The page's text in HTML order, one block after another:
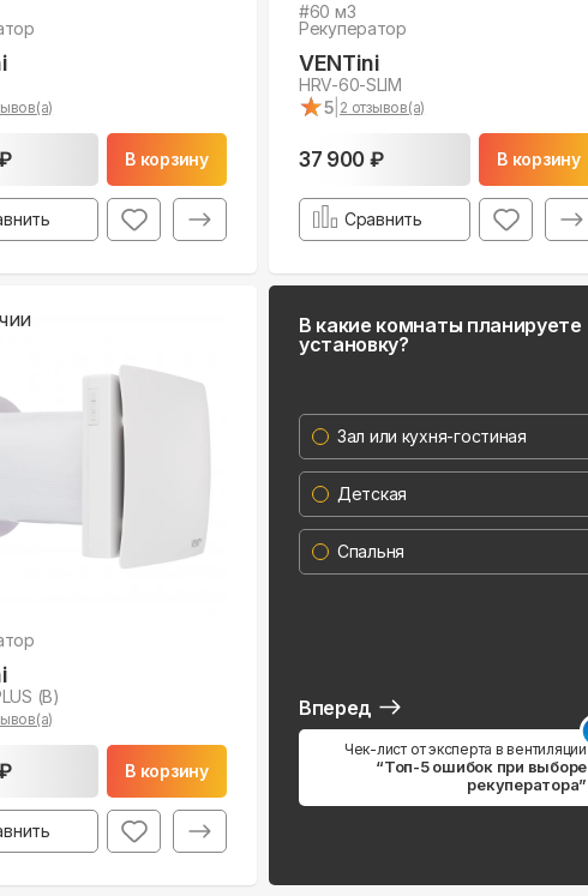
В корзину
#60 м3
Рекуператор
VENTini
HRV-60-SLIM
★
★5 2 отзывов(а)
37 900 ₽ В корзину
Сравнить
(B)
В корзину
В какие комнаты планируете
установку?
Зал или кухня-гостиная
Детская
Спальня
Вперед
Чек-лист от эксперта в вентиляции
“Топ-5 ошибок при выборе
рекуператора”